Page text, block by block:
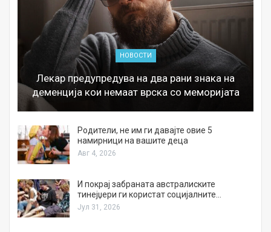
НОВОСТИ
Лекар предупредува на два рани знака на
деменција кои немаат врска со меморијата
Родители, не им ги давајте овие 5
намирници на вашите деца
Авг 4, 2026
И покрај забраната австралиските
тинејџери ги користат социјалните…
Јул 31, 2026